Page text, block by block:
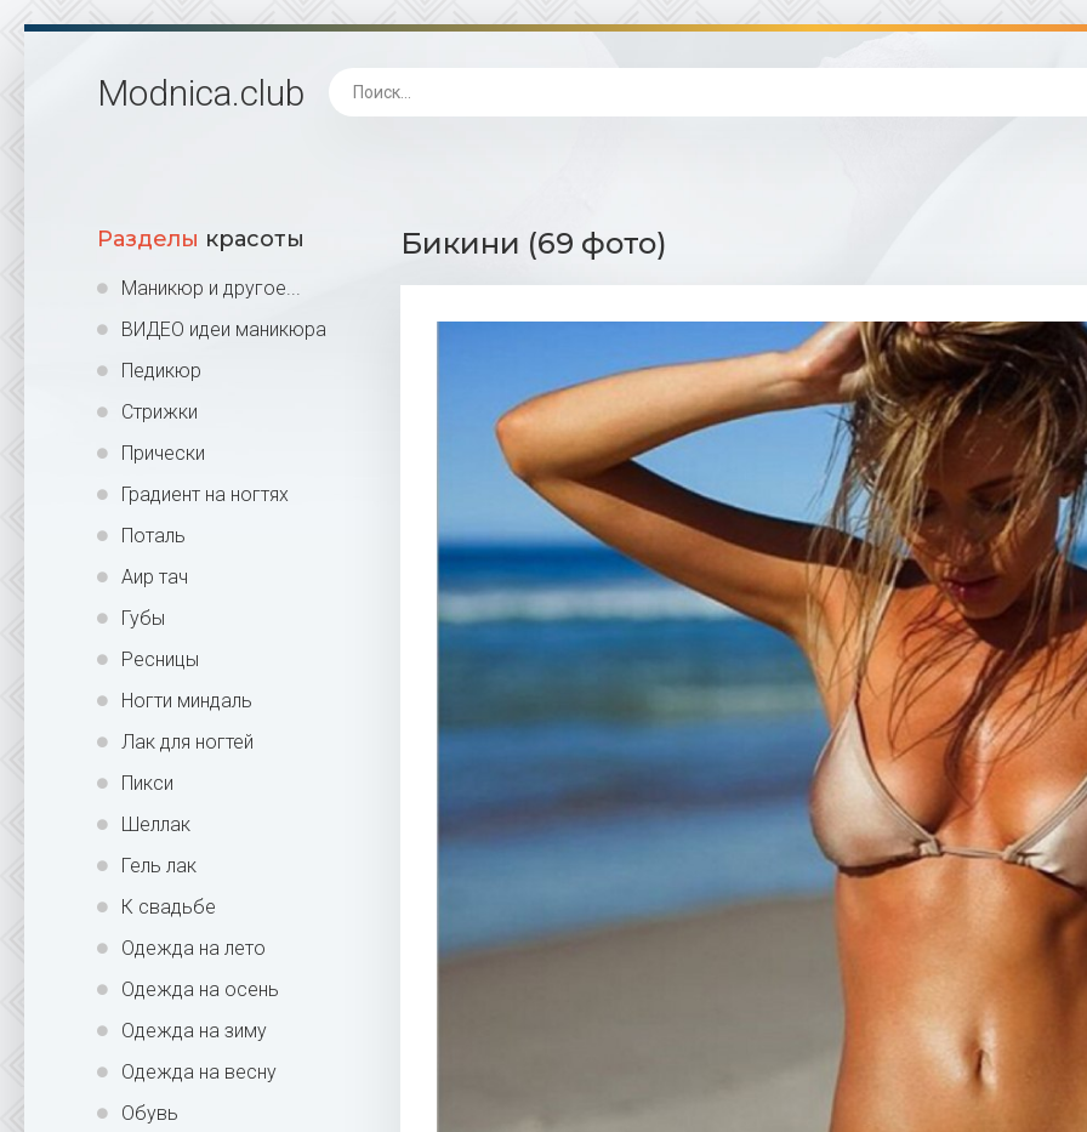
Modnica.club
Разделы красоты
Маникюр и другое...
ВИДЕО идеи маникюра
Педикюр
Стрижки
Прически
Градиент на ногтях
Поталь
Аир тач
Губы
Ресницы
Ногти миндаль
Лак для ногтей
Пикси
Шеллак
Гель лак
К свадьбе
Одежда на лето
Одежда на осень
Одежда на зиму
Одежда на весну
Обувь
Бикини (69 фото)